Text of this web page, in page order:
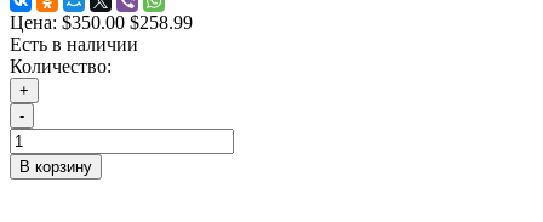
Цена: $350.00 $258.99
Есть в наличии
Количество:
+
-
В корзину